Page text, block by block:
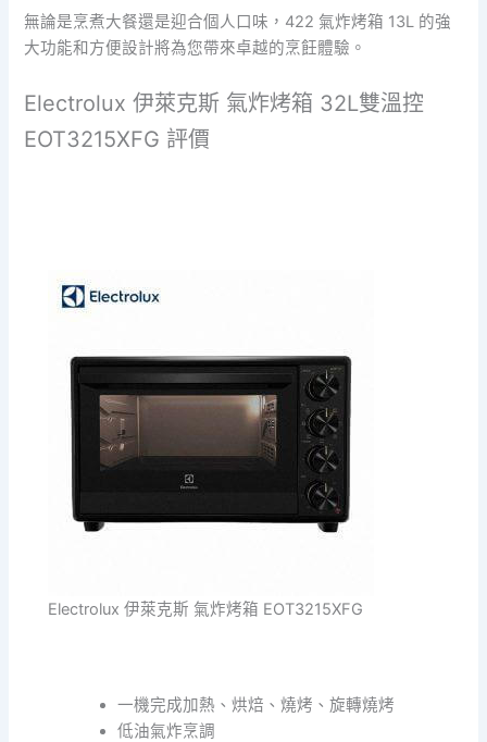
無論是烹煮大餐還是迎合個人口味，422 氣炸烤箱 13L 的強
大功能和方便設計將為您帶來卓越的烹飪體驗。
Electrolux 伊萊克斯 氣炸烤箱 32L雙溫控
EOT3215XFG 評價
Electrolux 伊萊克斯 氣炸烤箱 EOT3215XFG
一機完成加熱、烘焙、燒烤、旋轉燒烤
低油氣炸烹調